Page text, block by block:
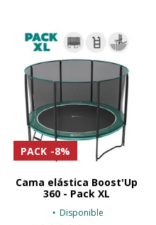
PACK -8%
Cama elástica Boost'Up
360 - Pack XL
Disponible